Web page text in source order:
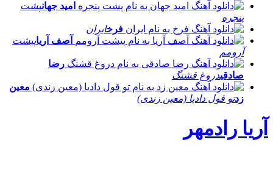
امید جهانپشت
پنجره
فرخایران
آصف آریاپیشت
آرومم
رضا
صادقیدروغ قشنگ
معین
زدتو قول دادیا (معین زندی)
آریا رادمهر